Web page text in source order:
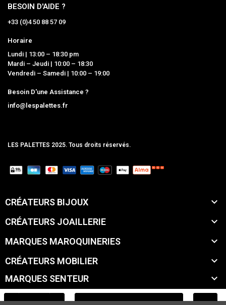
BESOIN D'AIDE ?
+33 (0)4 50 88 57 09
Horaire
Lundi | 13:00 – 18:30 pm
Mardi – Jeudi | 10:00 – 18:30
Vendredi – Samedi | 10:00 – 19:00
Besoin D'une Assistance ?
info@lespalettes.fr
LES PALETTES 2025. Tous droits réservés.
CRÉATEURS BIJOUX 
CRÉATEURS JOAILLERIE 
MARQUES MAROQUINERIES 
CRÉATEURS MOBILIER 
MARQUES SENTEUR 
